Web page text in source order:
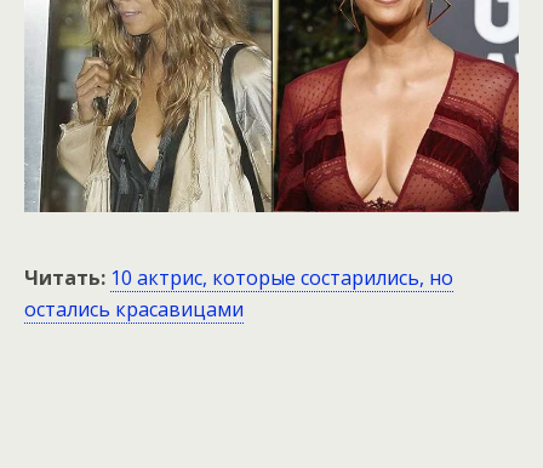
Читать: 10 актрис, которые состарились, но
остались красавицами